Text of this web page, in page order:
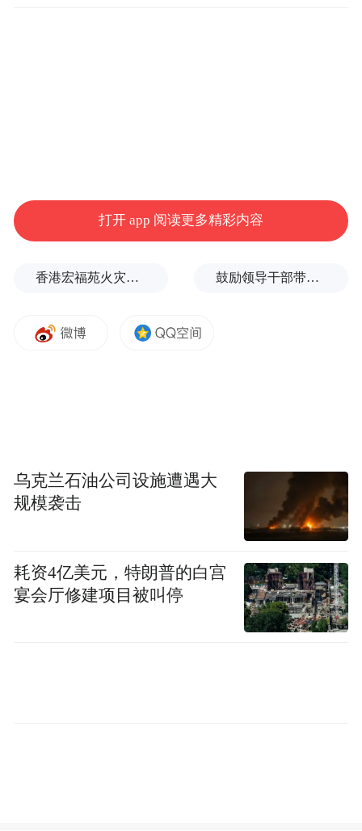
传、基酒生产与产能扩建，试图以速度与规
模抢占市场。
贵州无忧酒业(集团)有限公司三大产区（无忧
打开 app 阅读更多精彩内容
香港宏福苑火灾跨部门调查最终报告：大火或由烟头引起 鼓励领导干部带头休假之后又撤回文件，到底什么意思嘛？
乌克兰石油公司设施遭遇大
规模袭击
耗资4亿美元，特朗普的白宫
宴会厅修建项目被叫停